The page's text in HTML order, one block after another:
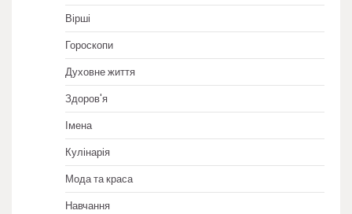
Вірші
Гороскопи
Духовне життя
Здоров'я
Імена
Кулінарія
Мода та краса
Навчання